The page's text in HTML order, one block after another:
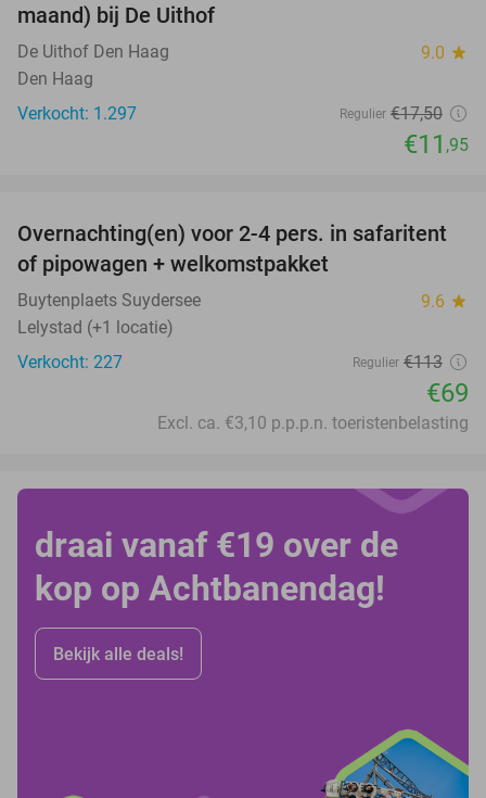
maand) bij De Uithof
De Uithof Den Haag 9.0 star
Den Haag
Verkocht: 1.297
Regulier €17,50
€11 ,95
39%
Overnachting(en) voor 2-4 pers. in safaritent
of pipowagen + welkomstpakket
Buytenplaets Suydersee 9.6 star
Lelystad (+1 locatie)
Verkocht: 227
Regulier €113
€69
Excl. ca. €3,10 p.p.p.n. toeristenbelasting
draai vanaf €19 over de
kop op Achtbanendag!
Bekijk alle deals!